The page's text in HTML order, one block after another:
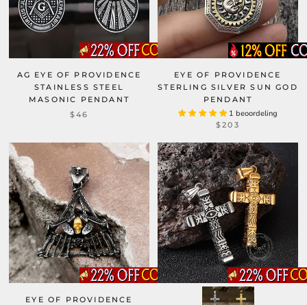
AG EYE OF PROVIDENCE
STAINLESS STEEL
MASONIC PENDANT
$46
EYE OF PROVIDENCE
STERLING SILVER SUN GOD
PENDANT
1 beoordeling
$203
EYE OF PROVIDENCE